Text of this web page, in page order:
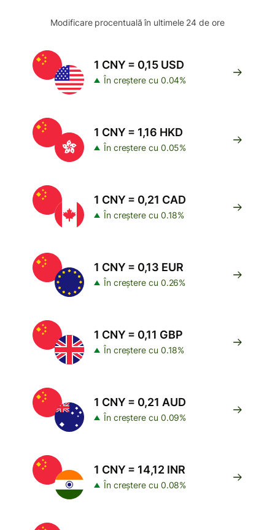
Modificare procentuală în ultimele 24 de ore
1 CNY = 0,15 USD
În creștere cu 0.04%
1 CNY = 1,16 HKD
În creștere cu 0.05%
1 CNY = 0,21 CAD
În creștere cu 0.18%
1 CNY = 0,13 EUR
În creștere cu 0.26%
1 CNY = 0,11 GBP
În creștere cu 0.18%
1 CNY = 0,21 AUD
În creștere cu 0.09%
1 CNY = 14,12 INR
În creștere cu 0.08%